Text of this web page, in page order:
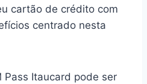
cartão de crédito com
centrado nesta
Pass Itaucard pode ser